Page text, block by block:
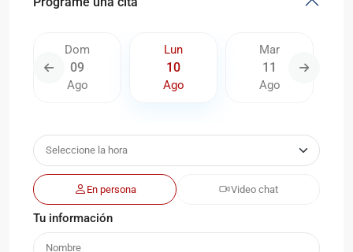
Dom
09
Ago
Lun
10
Ago
Mar
11
Ago
En persona Video chat
Tu información